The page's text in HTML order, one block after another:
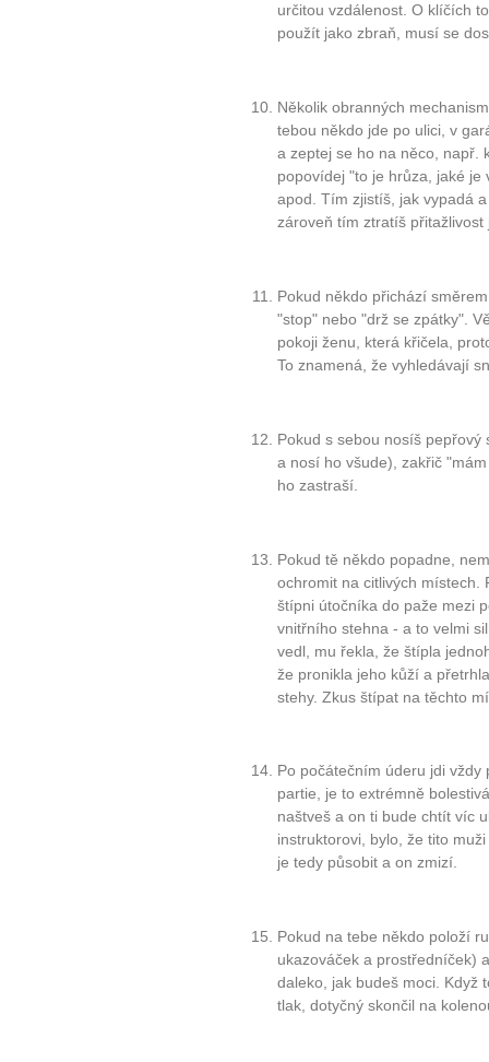
10 tipů
...
Máte pocit, že jste unaveni
Jak mít více energie
Jak vnést do života
určitou vzdálenost. O klíčích
použít jako zbraň, musí se
Několik obranných
tebou někdo jde po ulici, v
a zeptej se ho na něco, např.
popovídej "to je hrůza, jaké
apod. Tím zjistíš, jak vypadá
zároveň tím ztratíš přitažlivost
Pokud někdo přichází
"stop" nebo "drž se zpátky".
pokoji ženu, která křičela,
To znamená, že vyhledávají
Pokud s sebou nosíš
a nosí ho všude), zakřič
ho zastraší.
Pokud tě někdo popadne,
ochromit na citlivých místech.
štípni útočníka do paže mezi
vnitřního stehna - a to velmi
vedl, mu řekla, že štípla
že pronikla jeho kůží a
stehy. Zkus štípat na těchto
Po počátečním úderu jdi
partie, je to extrémně
naštveš a on ti bude chtít víc
instruktorovi, bylo, že tito
je tedy působit a on zmizí.
Pokud na tebe někdo položí
ukazováček a prostředníček)
daleko, jak budeš moci. Když
tlak, dotyčný skončil na